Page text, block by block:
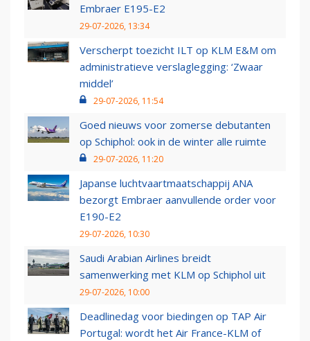
Embraer E195-E2
29-07-2026, 13:34
Verscherpt toezicht ILT op KLM E&M om
administratieve verslaglegging: ‘Zwaar
middel’
29-07-2026, 11:54
Goed nieuws voor zomerse debutanten
op Schiphol: ook in de winter alle ruimte
29-07-2026, 11:20
Japanse luchtvaartmaatschappij ANA
bezorgt Embraer aanvullende order voor
E190-E2
29-07-2026, 10:30
Saudi Arabian Airlines breidt
samenwerking met KLM op Schiphol uit
29-07-2026, 10:00
Deadlinedag voor biedingen op TAP Air
Portugal: wordt het Air France-KLM of